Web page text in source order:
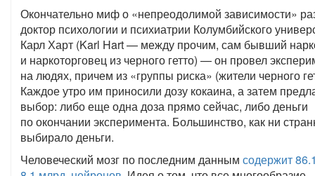
Окончательно миф о «непреодолимой зависимости»
доктор психологии и психиатрии Колумбийского
Карл Харт (Karl Hart — между прочим, сам бывший
и наркоторговец из черного гетто) — он провел
на людях, причем из «группы риска» (жители черного
Каждое утро им приносили дозу кокаина, а затем
выбор: либо еще одна доза прямо сейчас, либо деньги
по окончании эксперимента. Большинство, как ни
выбирало деньги.
Человеческий мозг по последним данным содержит